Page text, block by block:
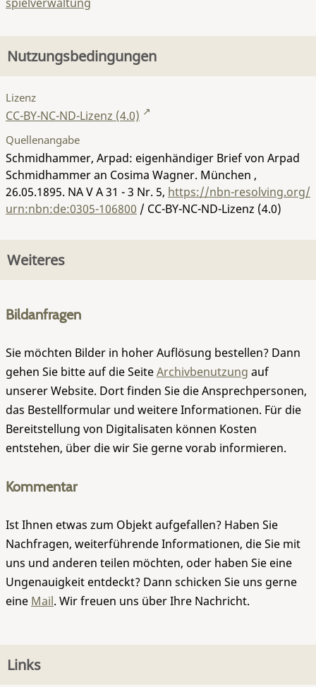
Nutzungsbedingungen
Lizenz
CC-BY-NC-ND-Lizenz (4.0)
Quellenangabe
Schmidhammer, Arpad: eigenhändiger Brief von Arpad
Schmidhammer an Cosima Wagner. München ,
26.05.1895. NA V A 31 - 3 Nr. 5, https://nbn-resolving.org/
urn:nbn:de:0305-106800 / CC-BY-NC-ND-Lizenz (4.0)
Weiteres
Bildanfragen
Sie möchten Bilder in hoher Auflösung bestellen? Dann
gehen Sie bitte auf die SeiteArchivbenutzung auf
unserer Website. Dort finden Sie die Ansprechpersonen,
das Bestellformular und weitere Informationen. Für die
Bereitstellung von Digitalisaten können Kosten
entstehen, über die wir Sie gerne vorab informieren.
Kommentar
Ist Ihnen etwas zum Objekt aufgefallen? Haben Sie
Nachfragen, weiterführende Informationen, die Sie mit
uns und anderen teilen möchten, oder haben Sie eine
Ungenauigkeit entdeckt? Dann schicken Sie uns gerne
eine Mail. Wir freuen uns über Ihre Nachricht.
Links